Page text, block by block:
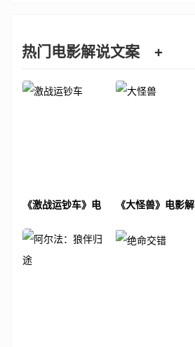
热门电影解说文案 +
《激战运钞车》电
《大怪兽》电影解